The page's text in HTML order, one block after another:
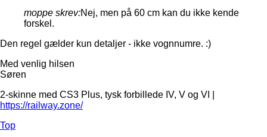
moppe skrev:Nej, men på 60 cm kan du ikke kende
forskel.
Den regel gælder kun detaljer - ikke vognnumre. :)
Med venlig hilsen
Søren
2-skinne med CS3 Plus, tysk forbillede IV, V og VI |
https://railway.zone/
Top